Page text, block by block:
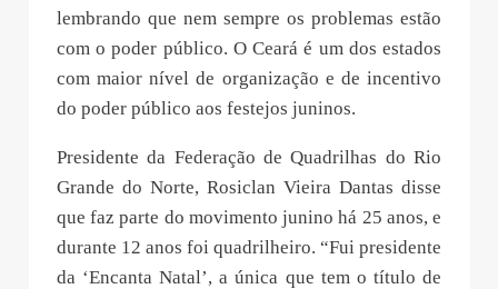
lembrando que nem sempre os problemas estão
com o poder público. O Ceará é um dos estados
com maior nível de organização e de incentivo
do poder público aos festejos juninos.
Presidente da Federação de Quadrilhas do Rio
Grande do Norte, Rosiclan Vieira Dantas disse
que faz parte do movimento junino há 25 anos, e
durante 12 anos foi quadrilheiro. “Fui presidente
da ‘Encanta Natal’, a única que tem o título de